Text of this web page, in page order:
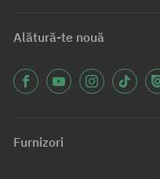
Alătură-te nouă
Furnizori